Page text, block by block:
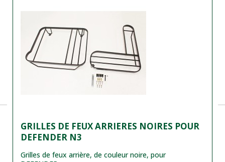
GRILLES DE FEUX ARRIERES NOIRES POUR
DEFENDER N3
Grilles de feux arrière, de couleur noire, pour